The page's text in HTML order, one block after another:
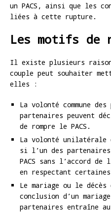
un PACS, ainsi que les
liées à cette rupture.
Les motifs de
Il existe plusieurs
couple peut souhaiter
elles :
La volonté commune
partenaires peuvent
de rompre le PACS.
La volonté unilatérale
si l’un des
PACS sans l’accord
en respectant
Le mariage ou le
conclusion d’un
partenaires entraîne